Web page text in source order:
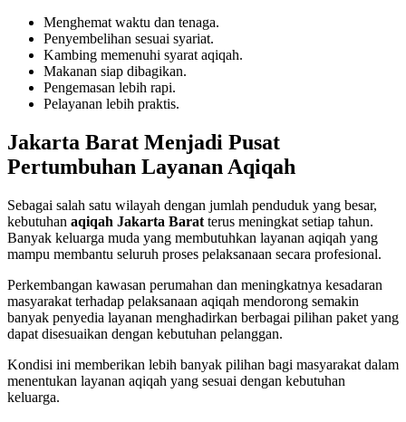
Menghemat waktu dan tenaga.
Penyembelihan sesuai syariat.
Kambing memenuhi syarat aqiqah.
Makanan siap dibagikan.
Pengemasan lebih rapi.
Pelayanan lebih praktis.
Jakarta Barat Menjadi Pusat
Pertumbuhan Layanan Aqiqah
Sebagai salah satu wilayah dengan jumlah penduduk yang besar,
kebutuhan aqiqah Jakarta Barat terus meningkat setiap tahun.
Banyak keluarga muda yang membutuhkan layanan aqiqah yang
mampu membantu seluruh proses pelaksanaan secara profesional.
Perkembangan kawasan perumahan dan meningkatnya kesadaran
masyarakat terhadap pelaksanaan aqiqah mendorong semakin
banyak penyedia layanan menghadirkan berbagai pilihan paket yang
dapat disesuaikan dengan kebutuhan pelanggan.
Kondisi ini memberikan lebih banyak pilihan bagi masyarakat dalam
menentukan layanan aqiqah yang sesuai dengan kebutuhan
keluarga.